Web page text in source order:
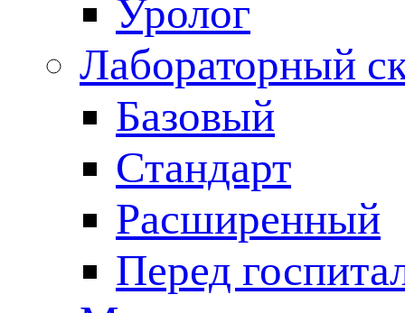
Уролог
Лабораторный
Базовый
Стандарт
Расширенный
Перед